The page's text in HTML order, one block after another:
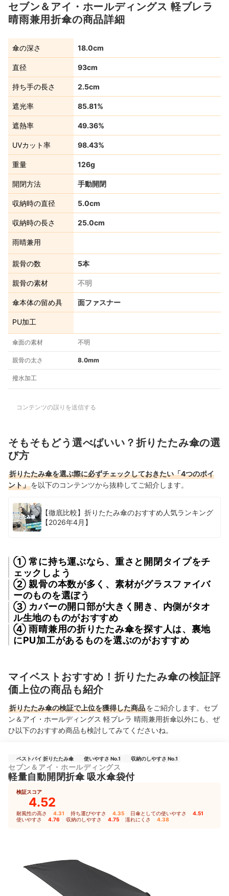
セブン＆アイ・ホールディングス 軽ブレラ
晴雨兼用折傘の商品詳細
傘の深さ 18.0cm
直径 93cm
持ち手の長さ 2.5cm
遮光率 85.81%
遮熱率 49.36%
UVカット率 98.43%
重量 126g
開閉方法 手動開閉
収納時の直径 5.0cm
収納時の長さ 25.0cm
雨晴兼用
親骨の数 5本
親骨の素材 不明
傘本体の留め具 面ファスナー
PU加工
傘面の素材 不明
親骨の太さ 8.0mm
撥水加工
コンテンツの誤りを送信する
そもそもどう選べばいい？折りたたみ傘の選
び方
折りたたみ傘を選ぶ際に必ずチェックしておきたい「4つのポイ
ント」を以下のコンテンツから抜粋してご紹介します。
【徹底比較】折りたたみ傘のおすすめ人気ランキング
【2026年4月】
① 常に持ち運ぶなら、重さと開閉タイプをチ
ェックしよう
② 親骨の本数が多く、素材がグラスファイバ
ーのものを選ぼう
③ カバーの開口部が大きく開き、内側がタオ
ル生地のものがおすすめ
④ 雨晴兼用の折りたたみ傘を探す人は、裏地
にPU加工があるものを選ぶのがおすすめ
マイベストおすすめ！折りたたみ傘の検証評
価上位の商品も紹介
折りたたみ傘の検証で上位を獲得した商品をご紹介します。セブ
ン＆アイ・ホールディングス 軽ブレラ 晴雨兼用折傘以外にも、ぜ
ひ以下のおすすめ商品も検討してみてくださいね。
ベストバイ 折りたたみ傘 使いやすさ No.1 収納のしやすさ No.1
セブン＆アイ・ホールディングス
軽量自動開閉折傘 吸水傘袋付
検証スコア
4.52
耐風性の高さ 4.31 持ち運びやすさ 4.35 日傘としての使いやすさ 4.51
使いやすさ 4.76 収納のしやすさ 4.75 濡れにくさ 4.38